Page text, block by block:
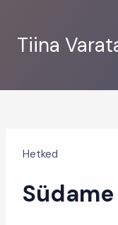
contentTiina
Hetked